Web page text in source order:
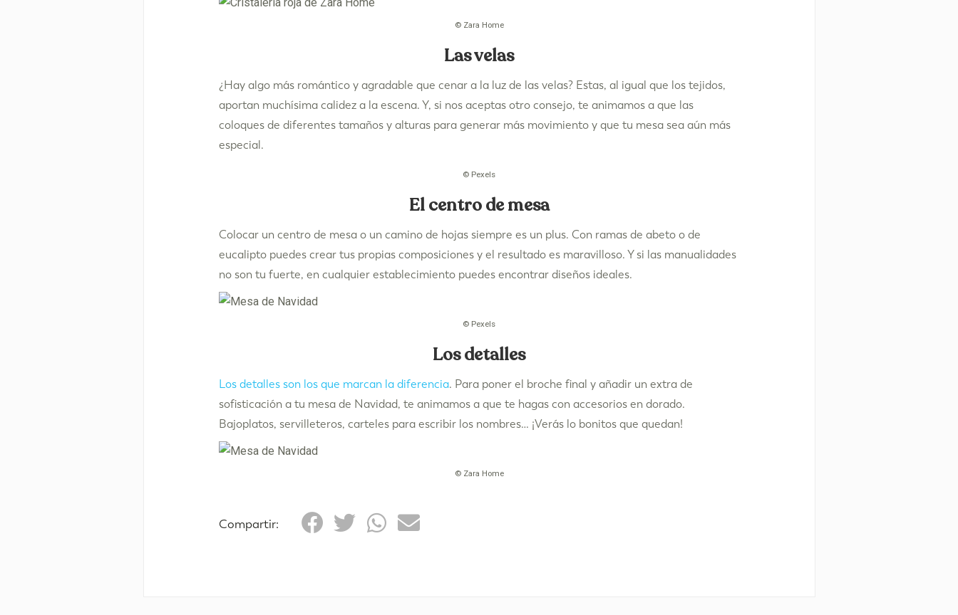
© Zara Home
Las velas
¿Hay algo más romántico y agradable que cenar a la luz de las velas? Estas, al igual que los tejidos,
aportan muchísima calidez a la escena. Y, si nos aceptas otro consejo, te animamos a que las
coloques de diferentes tamaños y alturas para generar más movimiento y que tu mesa sea aún más
especial.
© Pexels
El centro de mesa
Colocar un centro de mesa o un camino de hojas siempre es un plus. Con ramas de abeto o de
eucalipto puedes crear tus propias composiciones y el resultado es maravilloso. Y si las manualidades
no son tu fuerte, en cualquier establecimiento puedes encontrar diseños ideales.
© Pexels
Los detalles
Los detalles son los que marcan la diferencia. Para poner el broche final y añadir un extra de
sofisticación a tu mesa de Navidad, te animamos a que te hagas con accesorios en dorado.
Bajoplatos, servilleteros, carteles para escribir los nombres… ¡Verás lo bonitos que quedan!
© Zara Home
Compartir: